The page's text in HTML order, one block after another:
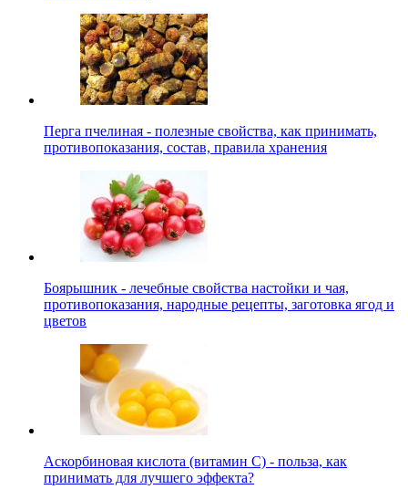
Перга пчелиная - полезные свойства, как принимать,
противопоказания, состав, правила хранения
Боярышник - лечебные свойства настойки и чая,
противопоказания, народные рецепты, заготовка ягод и
цветов
Аскорбиновая кислота (витамин С) - польза, как
принимать для лучшего эффекта?